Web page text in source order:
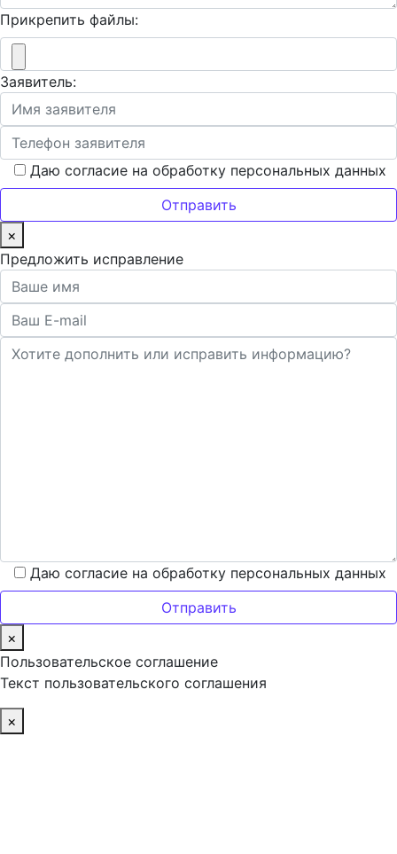
Прикрепить файлы:
Заявитель:
Даю согласие на обработку персональных данных
×
Предложить исправление
Даю согласие на обработку персональных данных
×
Пользовательское соглашение
Текст пользовательского соглашения
×